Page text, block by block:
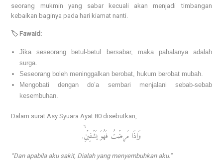
seorang mukmin yang sabar kecuali akan menjadi timbangan
kebaikan baginya pada hari kiamat nanti.
🏷️ Fawaid:
Jika seseorang betul-betul bersabar, maka pahalanya adalah
surga.
Seseorang boleh meninggalkan berobat, hukum berobat mubah.
Mengobati dengan do’a sembari menjalani sebab-sebab
kesembuhan.
Dalam surat Asy Syuara Ayat 80 disebutkan,
وَاِذَا مَرِضۡتُ فَهُوَ يَشۡفِيۡنِۙ‏,
“Dan apabila aku sakit, Dialah yang menyembuhkan aku.”